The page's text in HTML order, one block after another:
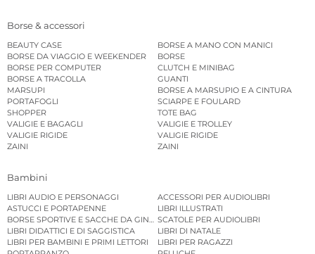
Borse & accessori
BEAUTY CASE
BORSE A MANO CON MANICI
BORSE DA VIAGGIO E WEEKENDER
BORSE
BORSE PER COMPUTER
CLUTCH E MINIBAG
BORSE A TRACOLLA
GUANTI
MARSUPI
BORSE A MARSUPIO E A CINTURA
PORTAFOGLI
SCIARPE E FOULARD
SHOPPER
TOTE BAG
VALIGIE E BAGAGLI
VALIGIE E TROLLEY
VALIGIE RIGIDE
VALIGIE RIGIDE
ZAINI
ZAINI
Bambini
LIBRI AUDIO E PERSONAGGI
ACCESSORI PER AUDIOLIBRI
ASTUCCI E PORTAPENNE
LIBRI ILLUSTRATI
BORSE SPORTIVE E SACCHE DA GINNASTICASCATOLE PER AUDIOLIBRI
LIBRI DIDATTICI E DI SAGGISTICA
LIBRI DI NATALE
LIBRI PER BAMBINI E PRIMI LETTORI
LIBRI PER RAGAZZI